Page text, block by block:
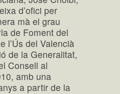
d’ofici per
mà el grau
de Foment del
l’Ús del Valencià
de la Generalitat,
Consell al
amb una
a partir de la